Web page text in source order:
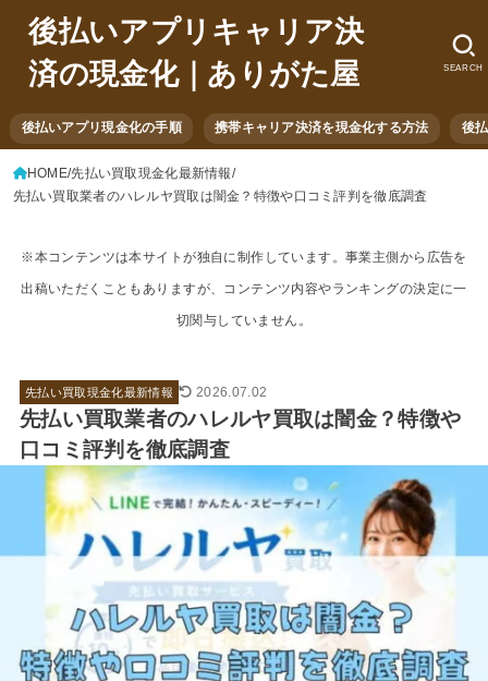
後払いアプリキャリア決
済の現金化｜ありがた屋
後払いアプリ現金化の手順 携帯キャリア決済を現金化する方法 後
SEARCH
HOME 先払い買取現金化最新情報
先払い買取業者のハレルヤ買取は闇金？特徴や口コミ評判を徹底調査
※本コンテンツは本サイトが独自に制作しています。事業主側から広告を
出稿いただくこともありますが、コンテンツ内容やランキングの決定に一
切関与していません。
先払い買取現金化最新情報 2026.07.02
先払い買取業者のハレルヤ買取は闇金？特徴や
口コミ評判を徹底調査